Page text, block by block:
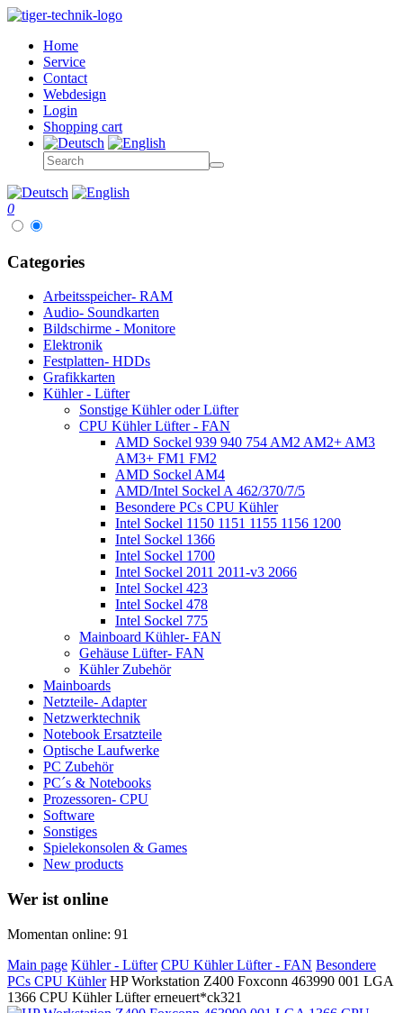
Home
Service
Contact
Webdesign
Login
Shopping cart
0
Categories
Arbeitsspeicher- RAM
Audio- Soundkarten
Bildschirme - Monitore
Elektronik
Festplatten- HDDs
Grafikkarten
Kühler - Lüfter
Sonstige Kühler oder Lüfter
CPU Kühler Lüfter - FAN
AMD Sockel 939 940 754 AM2 AM2+ AM3
AM3+ FM1 FM2
AMD Sockel AM4
AMD/Intel Sockel A 462/370/7/5
Besondere PCs CPU Kühler
Intel Sockel 1150 1151 1155 1156 1200
Intel Sockel 1366
Intel Sockel 1700
Intel Sockel 2011 2011-v3 2066
Intel Sockel 423
Intel Sockel 478
Intel Sockel 775
Mainboard Kühler- FAN
Gehäuse Lüfter- FAN
Kühler Zubehör
Mainboards
Netzteile- Adapter
Netzwerktechnik
Notebook Ersatzteile
Optische Laufwerke
PC Zubehör
PC´s & Notebooks
Prozessoren- CPU
Software
Sonstiges
Spielekonsolen & Games
New products
Wer ist online
Momentan online: 91
Main page Kühler - Lüfter CPU Kühler Lüfter - FAN Besondere
PCs CPU Kühler HP Workstation Z400 Foxconn 463990 001 LGA
1366 CPU Kühler Lüfter erneuert*ck321